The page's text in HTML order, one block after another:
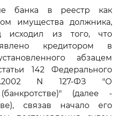
банка в реестр как
имущества должника,
исходил из того, что
кредитором в
абзацем
142 Федерального
N 127-ФЗ "О
(банкротстве)" (далее -
связав начало его